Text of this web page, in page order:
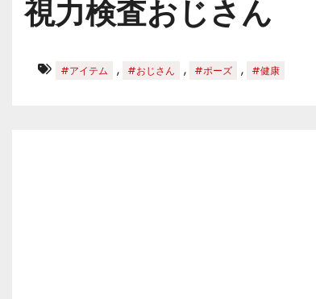
視力検査おじさん
#アイテム , #おじさん , #ポーズ , #健康